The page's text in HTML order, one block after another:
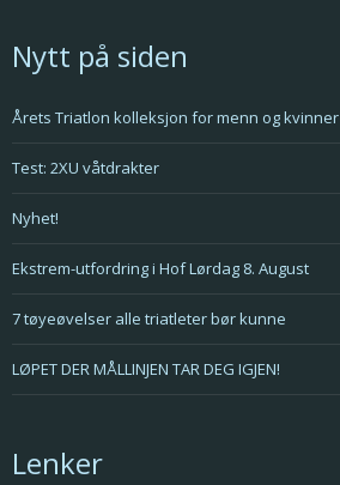
Nytt på siden
Årets Triatlon kolleksjon for menn og kvinner
Test: 2XU våtdrakter
Nyhet!
Ekstrem-utfordring i Hof Lørdag 8. August
7 tøyeøvelser alle triatleter bør kunne
LØPET DER MÅLLINJEN TAR DEG IGJEN!
Lenker